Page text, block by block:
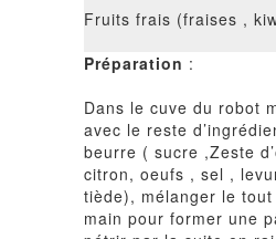
Fruits frais (fraises ,
Préparation :
Dans le cuve du robot
avec le reste
beurre ( sucre ,Zeste
citron, oeufs , sel ,
tiède), mélanger le
main pour former une